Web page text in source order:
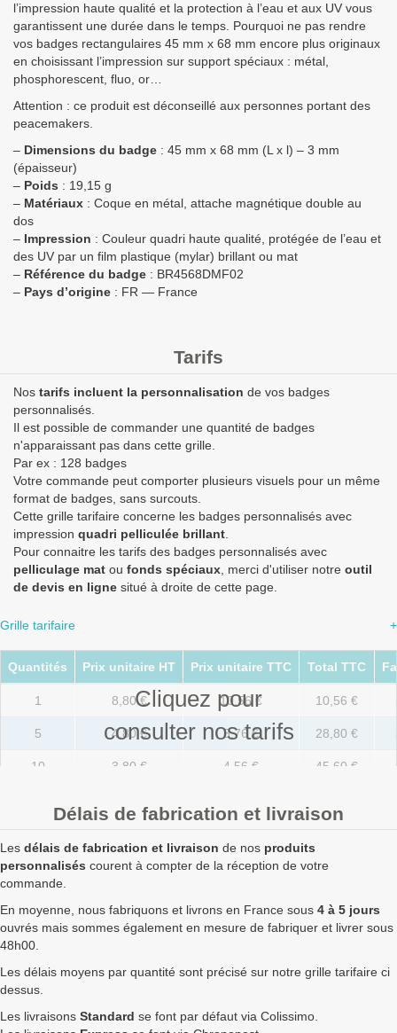
l’impression haute qualité et la protection à l’eau et aux UV vous
garantissent une durée dans le temps. Pourquoi ne pas rendre
vos badges rectangulaires 45 mm x 68 mm encore plus originaux
en choisissant l’impression sur support spéciaux : métal,
phosphorescent, fluo, or…
Attention : ce produit est déconseillé aux personnes portant des
peacemakers.
– Dimensions du badge : 45 mm x 68 mm (L x l) – 3 mm
(épaisseur)
– Poids : 19,15 g
– Matériaux : Coque en métal, attache magnétique double au
dos
– Impression : Couleur quadri haute qualité, protégée de l’eau et
des UV par un film plastique (mylar) brillant ou mat
– Référence du badge : BR4568DMF02
– Pays d’origine : FR — France
Tarifs
Nos tarifs incluent la personnalisation de vos badges
personnalisés.
Il est possible de commander une quantité de badges
n'apparaissant pas dans cette grille.
Par ex : 128 badges
Votre commande peut comporter plusieurs visuels pour un même
format de badges, sans surcouts.
Cette grille tarifaire concerne les badges personnalisés avec
impression quadri pelliculée brillant
Pour connaitre les tarifs des badges personnalisés avec
pelliculage mat ou fonds spéciaux , merci d'utiliser notre outil
de devis en ligne situé à droite de cette page.
Grille tarifaire +
Cliquez pour
consulter nos tarifs
Quantités Prix unitaire HT Prix unitaire TTC Total TTC
1 8,80 € 10,56 € 10,56 €
5 4,80 € 5,76 € 28,80 €
10 3,80 € 4,56 € 45,60 €
100 1,60 € 1,92 € 192,00 €
500 1,37 € 1,64 € 822,00 €
1000
1750 1,55 €
Délais de fabrication et livraison
Les délais de fabrication et livraison de nos produits
personnalisés courent à compter de la réception de votre
commande.
En moyenne, nous fabriquons et livrons en France sous 4 à 5 jours
ouvrés mais sommes également en mesure de fabriquer et livrer sous
48h00.
Les délais moyens par quantité sont précisé sur notre grille tarifaire ci
dessus.
Les livraisons Standard se font par défaut via Colissimo.